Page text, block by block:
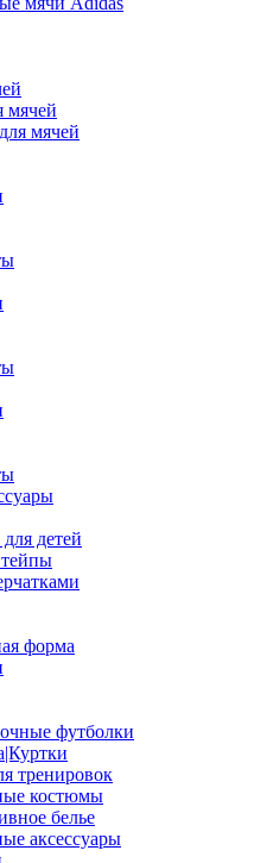
мячей
мячей
детей
форма
футболки
тренировок
костюмы
белье
аксессуары